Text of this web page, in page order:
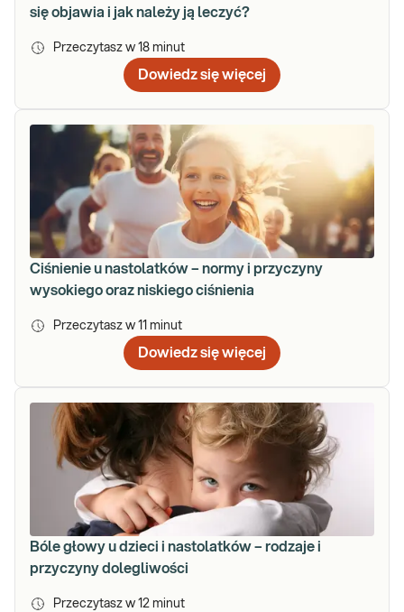
się objawia i jak należy ją leczyć?
Przeczytasz w 18 minut
Dowiedz się więcej
Ciśnienie u nastolatków – normy i przyczyny
wysokiego oraz niskiego ciśnienia
Przeczytasz w 11 minut
Dowiedz się więcej
Bóle głowy u dzieci i nastolatków – rodzaje i
przyczyny dolegliwości
Przeczytasz w 12 minut